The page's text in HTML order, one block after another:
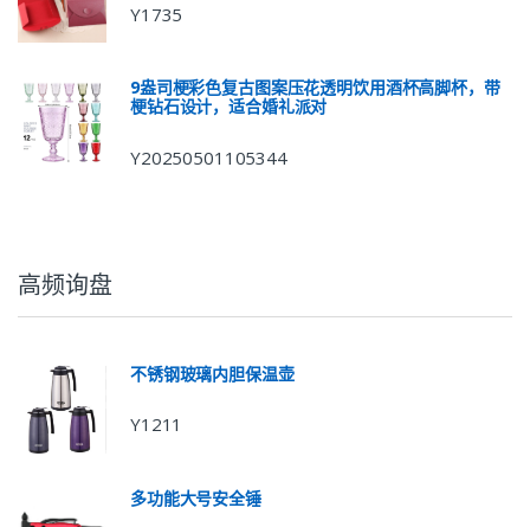
Y1735
9盎司梗彩色复古图案压花透明饮用酒杯高脚杯，带
梗钻石设计，适合婚礼派对
Y20250501105344
高频询盘
不锈钢玻璃内胆保温壶
Y1211
多功能大号安全锤